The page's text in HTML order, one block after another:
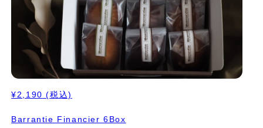
¥2,190 (税込)
Barrantie Financier 6Box